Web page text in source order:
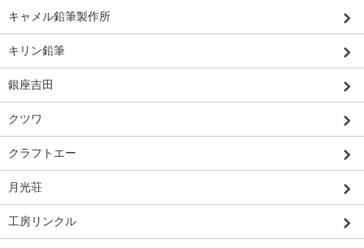
キャメル鉛筆製作所
キリン鉛筆
銀座吉田
クツワ
クラフトエー
月光荘
工房リンクル